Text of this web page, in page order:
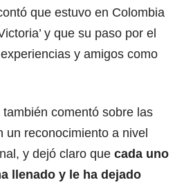
que estuvo en Colombia
y que su paso por el
y amigos como
comentó sobre las
un reconocimiento a nivel
y dejó claro que cada uno
llenado y le ha dejado